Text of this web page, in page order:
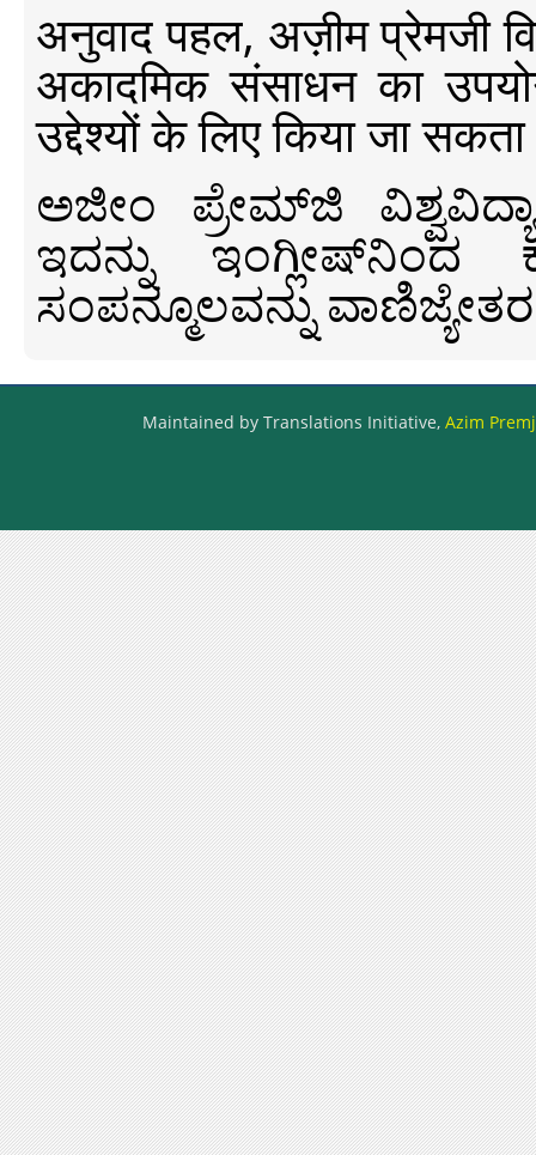
अनुवाद पहल, अज़ीम प्रेमजी
अकादमिक संसाधन का
उद्देश्यों के लिए किया जा
ಅಜೀಂ ಪ್ರೇಮ್‍ಜಿ
ಇದನ್ನು ಇಂಗ್ಲೀಷ್‍ನಿಂದ
ಸಂಪನ್ಮೂಲವನ್ನು
Maintained by Translations Initiative, Azim